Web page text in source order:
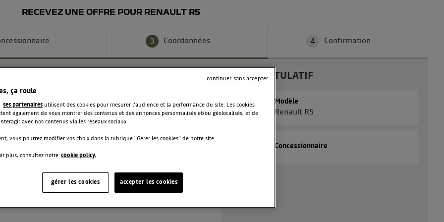
RECEVEZ UNE OFFRE POUR RENAULT R5
3 Coordonnées 4 Confirmation
Téléphone
RÉCAPITULATIF
Modèle
Renault R5
Concessionnaire
ça roule
ses partenaires utilisent des cookies pour mesurer l'audience et la performance du site. Les cookies
également de vous montrer des contenus et des annonces personnalisés et/ou géolocalisés, et de
avec nos contenus via les réseaux sociaux.
vous pourrez modifier vos choix dans la rubrique "Gérer les cookies" de notre site.
plus, consultez notre cookie policy.
accepter les cookies
gérer les cookies
continuer sans accepter